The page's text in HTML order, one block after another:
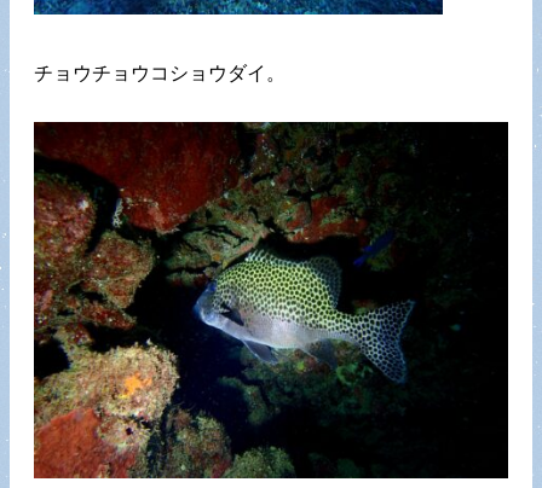
チョウチョウコショウダイ。